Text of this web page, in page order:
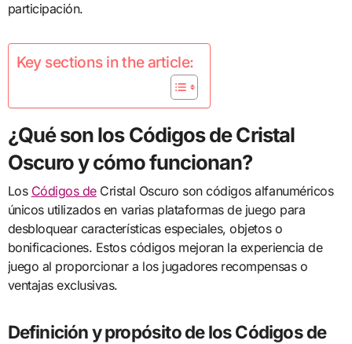
participación.
Key sections in the article:
¿Qué son los Códigos de Cristal
Oscuro y cómo funcionan?
Los Códigos deCristal Oscuro son códigos alfanuméricos
únicos utilizados en varias plataformas de juego para
desbloquear características especiales, objetos o
bonificaciones. Estos códigos mejoran la experiencia de
juego al proporcionar a los jugadores recompensas o
ventajas exclusivas.
Definición y propósito de los Códigos de